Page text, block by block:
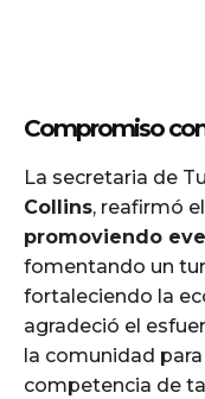
Compromiso
La secretaria de
Collins, reafirmó
promoviendo
fomentando un
fortaleciendo la
agradeció el
la comunidad
competencia de